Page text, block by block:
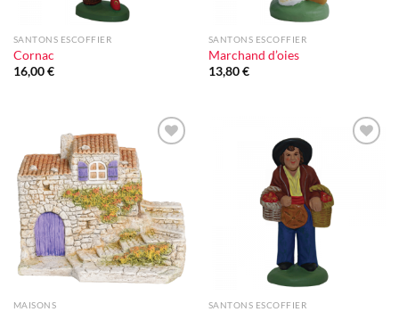
SANTONS ESCOFFIER
Cornac
16,00€
SANTONS ESCOFFIER
Marchand d’oies
13,80€
MAISONS SANTONS ESCOFFIER